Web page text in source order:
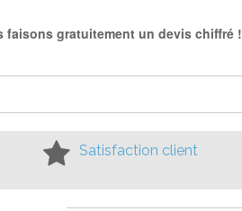
faisons gratuitement un devis chiffré !
Satisfaction client